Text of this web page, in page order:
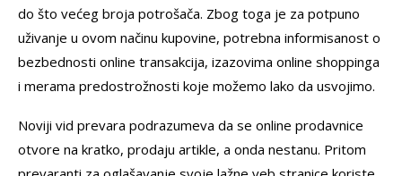
do što većeg broja potrošača. Zbog toga je za potpuno
uživanje u ovom načinu kupovine, potrebna informisanost o
bezbednosti online transakcija, izazovima online shoppinga
i merama predostrožnosti koje možemo lako da usvojimo.
Noviji vid prevara podrazumeva da se online prodavnice
otvore na kratko, prodaju artikle, a onda nestanu. Pritom